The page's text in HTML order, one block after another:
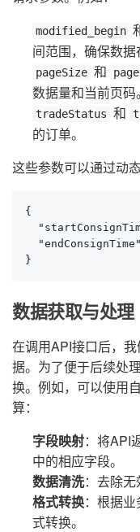
modified_begin
间范围，确保数据
pageSize 和
数据量和当前页码。
tradeStatus 和
的订单。
这些参数可以通过动
{
}
数据获取与处理
在调用API接口后，
据。为了便于后续处
换。例如，可以使用
算：
字段映射：将API
中的相应字段。
数据清洗：去除无
格式转换：根据
式转换。